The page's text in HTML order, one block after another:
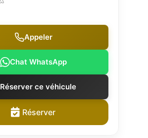
Appeler
Chat WhatsApp
Réserver ce véhicule
Réserver